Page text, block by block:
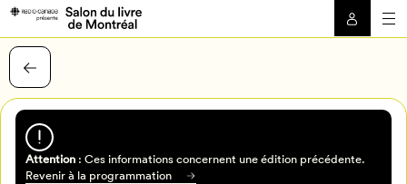
Attention: Ces informations concernent une édition précédente.
Revenir à la programmation